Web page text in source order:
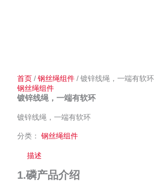
首页 / 钢丝绳组件 / 镀锌线绳，一端有软环
钢丝绳组件
镀锌线绳，一端有软环
镀锌线绳，一端有软环
分类： 钢丝绳组件
描述
1.磷产品介绍